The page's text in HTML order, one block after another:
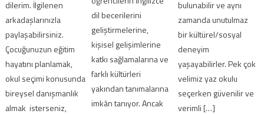
dilerim. İlgilenen
arkadaşlarınızla
paylaşabilirsiniz.
Çocuğunuzun eğitim
hayatını planlamak,
okul seçimi konusunda
bireysel danışmanlık
almak isterseniz,
dil becerilerini
geliştirmelerine,
kişisel gelişimlerine
katkı sağlamalarına ve
farklı kültürleri
yakından tanımalarına
imkân tanıyor. Ancak
bulunabilir ve aynı
zamanda unutulmaz
bir kültürel/sosyal
deneyim
yaşayabilirler. Pek çok
velimiz yaz okulu
seçerken güvenilir ve
verimli […]